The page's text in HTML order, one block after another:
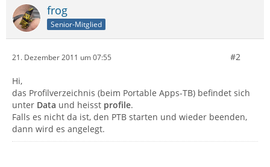
frog
Senior-Mitglied
21. Dezember 2011 um 07:55 #2
Hi,
das Profilverzeichnis (beim Portable Apps-TB) befindet sich
unter Data und heisst profile.
Falls es nicht da ist, den PTB starten und wieder beenden,
dann wird es angelegt.